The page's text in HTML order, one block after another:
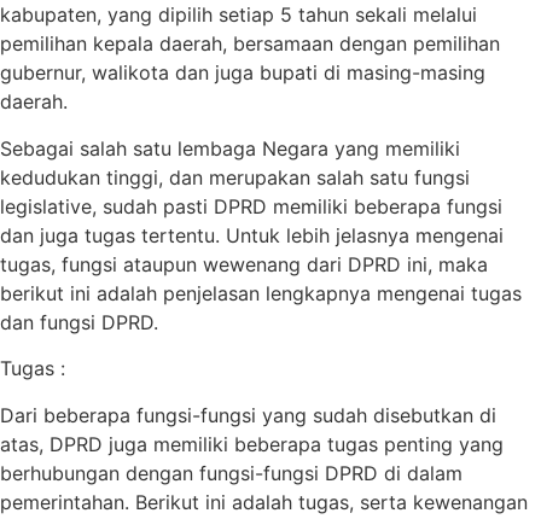
kabupaten, yang dipilih setiap 5 tahun sekali melalui
pemilihan kepala daerah, bersamaan dengan pemilihan
gubernur, walikota dan juga bupati di masing-masing
daerah.
Sebagai salah satu lembaga Negara yang memiliki
kedudukan tinggi, dan merupakan salah satu fungsi
legislative, sudah pasti DPRD memiliki beberapa fungsi
dan juga tugas tertentu. Untuk lebih jelasnya mengenai
tugas, fungsi ataupun wewenang dari DPRD ini, maka
berikut ini adalah penjelasan lengkapnya mengenai tugas
dan fungsi DPRD.
Tugas :
Dari beberapa fungsi-fungsi yang sudah disebutkan di
atas, DPRD juga memiliki beberapa tugas penting yang
berhubungan dengan fungsi-fungsi DPRD di dalam
pemerintahan. Berikut ini adalah tugas, serta kewenangan